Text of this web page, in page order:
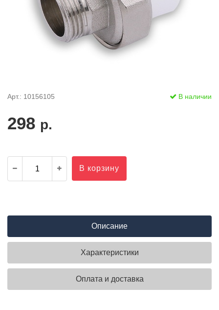
Арт.: 10156105 В наличии
298 р.
В корзину
Описание
Характеристики
Оплата и доставка